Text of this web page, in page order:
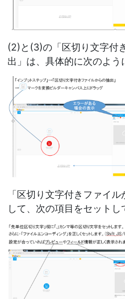
(2)と(3)の「区切り文字付
出」は、具体的に次のよう
「区切り文字付きファイ
して、次の項目をセットし